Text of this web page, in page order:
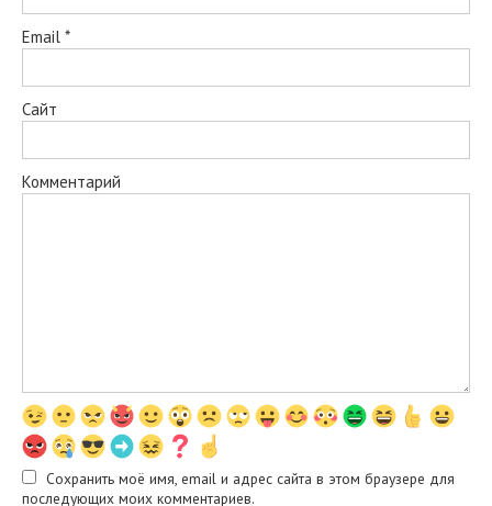
Email *
Сайт
Комментарий
Сохранить моё имя, email и адрес сайта в этом браузере для
последующих моих комментариев.